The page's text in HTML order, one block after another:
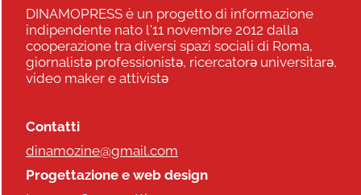
DINAMOPRESS è un progetto di informazione
indipendente nato l'11 novembre 2012 dalla
cooperazione tra diversi spazi sociali di Roma,
giornalistə professionistə, ricercatorə universitarə,
video maker e attivistə
Contatti
dinamozine@gmail.com
Progettazione e web design